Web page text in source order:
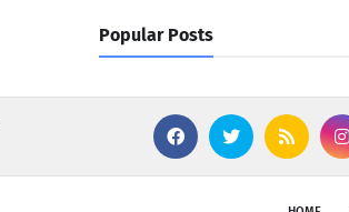
Popular Posts